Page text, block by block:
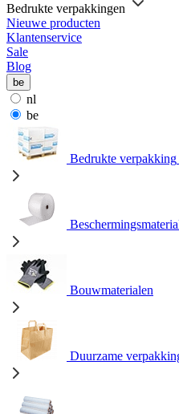
Bedrukte verpakkingen
Nieuwe producten
Klantenservice
Sale
Blog
be
nl
be
Bedrukte verpakking
Bouwmaterialen
Duurzame